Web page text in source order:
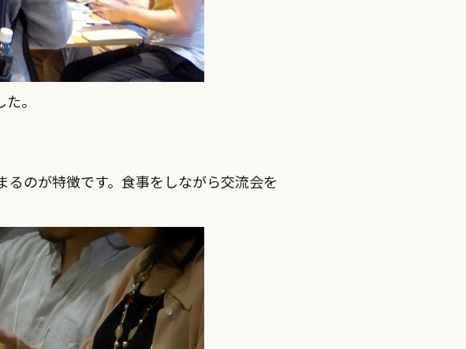
。
のが特徴です。食事をしながら交流会を